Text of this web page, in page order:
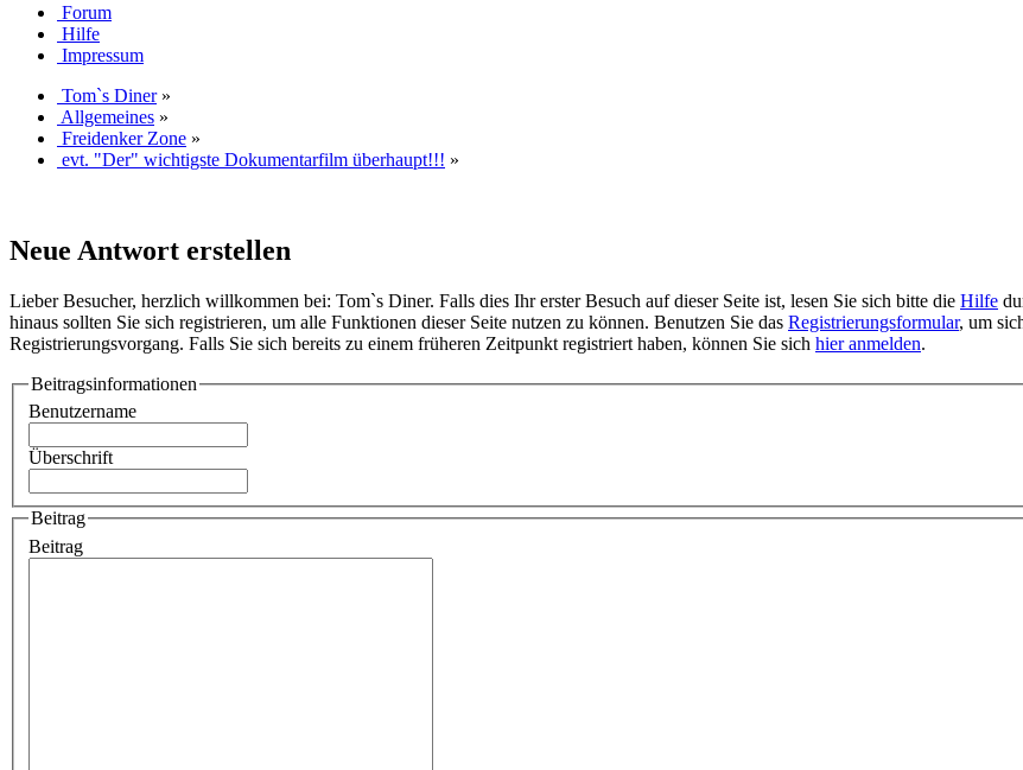
Forum
Hilfe
Impressum
Tom`s Diner»
Allgemeines »
Freidenker Zone »
evt. "Der" wichtigste Dokumentarfilm überhaupt!!! »
Neue Antwort erstellen
Lieber Besucher, herzlich willkommen bei: Tom`s Diner. Falls dies Ihr erster Besuch auf dieser Seite ist, lesen Sie sich bitte die Hilfe
hinaus sollten Sie sich registrieren, um alle Funktionen dieser Seite nutzen zu können. Benutzen Sie das Registrierungsformular, um
Registrierungsvorgang. Falls Sie sich bereits zu einem früheren Zeitpunkt registriert haben, können Sie sich hier anmelden.
Beitragsinformationen
Benutzername
Überschrift
Beitrag
Beitrag